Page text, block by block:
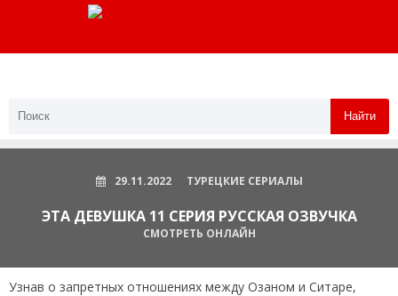
Найти
29.11.2022 ТУРЕЦКИЕ СЕРИАЛЫ
ЭТА ДЕВУШКА 11 СЕРИЯ РУССКАЯ ОЗВУЧКА
СМОТРЕТЬ ОНЛАЙН
Узнав о запретных отношениях между Озаном и Ситаре,